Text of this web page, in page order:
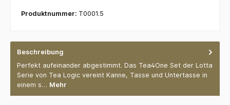
Produktnummer: T0001.5
Beschreibung
Perfekt aufeinander abgestimmt. Das Tea4One Set der Lotta
Serie von Tea Logic vereint Kanne, Tasse und Untertasse in
einem s… Mehr